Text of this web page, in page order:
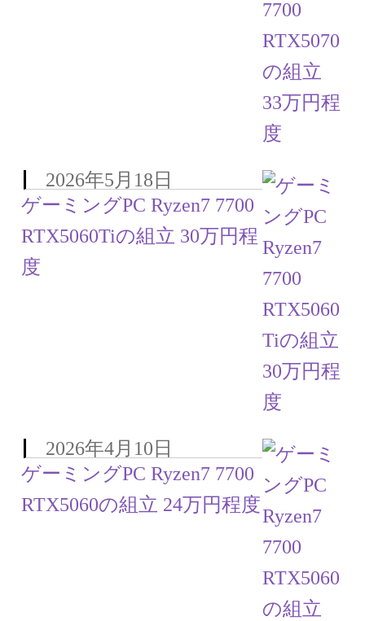
ゲーミングPC Ryzen7 7700
RTX5060Tiの組立 30万円程
度
2026年5月18日
ゲーミングPC Ryzen7 7700
RTX5060の組立 24万円程度
2026年4月10日